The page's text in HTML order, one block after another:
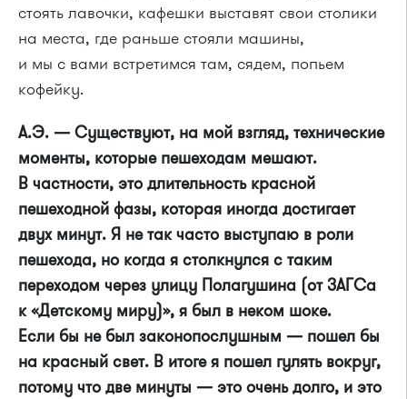
стоять лавочки, кафешки выставят свои столики
на места, где раньше стояли машины,
и мы с вами встретимся там, сядем, попьем
кофейку.
А.Э. — Существуют, на мой взгляд, технические
моменты, которые пешеходам мешают.
В частности, это длительность красной
пешеходной фазы, которая иногда достигает
двух минут. Я не так часто выступаю в роли
пешехода, но когда я столкнулся с таким
переходом через улицу Полагушина (от ЗАГСа
к «Детскому миру)», я был в неком шоке.
Если бы не был законопослушным — пошел бы
на красный свет. В итоге я пошел гулять вокруг,
потому что две минуты — это очень долго, и это